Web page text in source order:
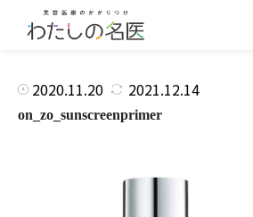
2020.11.20 2021.12.14
on_zo_sunscreenprimer